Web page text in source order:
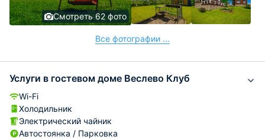
Смотреть 62 фото
Все фотографии ...
Услуги в гостевом доме Веслево Клуб
Wi-Fi
Холодильник
Электрический чайник
Автостоянка / Парковка